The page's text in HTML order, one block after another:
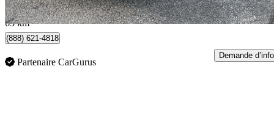
North York , ON
63 km
(888) 621-4818
Partenaire CarGurus
Demande d’info